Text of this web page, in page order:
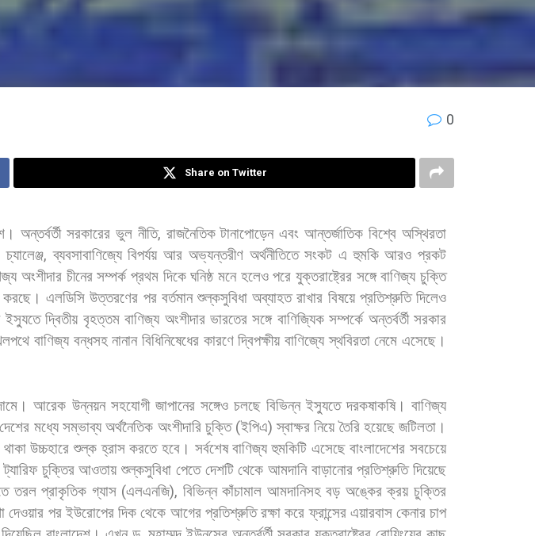
0
Share on Twitter
অন্তর্বর্তী সরকারের ভুল নীতি, রাজনৈতিক টানাপোড়েন এবং আন্তর্জাতিক বিশ্বে অস্থিরতা
চ্যালেঞ্জ,ব্যবসাবাণিজ্যে বিপর্যয় আর অভ্যন্তরীণ অর্থনীতিতে সংকট এ হুমকি আরও প্রকট
অংশীদার চীনের সম্পর্ক প্রথম দিকে ঘনিষ্ঠ মনে হলেও পরে যুক্তরাষ্ট্রের সঙ্গে বাণিজ্য চুক্তি
করছে। এলডিসি উত্তরণের পর বর্তমান শুল্কসুবিধা অব্যাহত রাখার বিষয়ে প্রতিশ্রুতি দিলেও
ইস্যুতে দ্বিতীয় বৃহত্তম বাণিজ্য অংশীদার ভারতের সঙ্গে বাণিজ্যিক সম্পর্কে অন্তর্বর্তী সরকার
বাণিজ্য বন্ধসহ নানান বিধিনিষেধের কারণে দ্বিপক্ষীয় বাণিজ্যে স্থবিরতা নেমে এসেছে।
আরেক উন্নয়ন সহযোগী জাপানের সঙ্গেও চলছে বিভিন্ন ইস্যুতে দরকষাকষি। বাণিজ্য
দেশের মধ্যে সম্ভাব্য অর্থনৈতিক অংশীদারি চুক্তি(ইপিএ)স্বাক্ষর নিয়ে তৈরি হয়েছে জটিলতা।
থাকা উচ্চহারে শুল্ক হ্রাস করতে হবে। সর্বশেষ বাণিজ্য হুমকিটি এসেছে বাংলাদেশের সবচেয়ে
ট্যারিফ চুক্তির আওতায় শুল্কসুবিধা পেতে দেশটি থেকে আমদানি বাড়ানোর প্রতিশ্রুতি দিয়েছে
তরল প্রাকৃতিক গ্যাস(এলএনজি), বিভিন্ন কাঁচামাল আমদানিসহ বড় অঙ্কের ক্রয় চুক্তির
দেওয়ার পর ইউরোপের দিক থেকে আগের প্রতিশ্রুতি রক্ষা করে ফ্রান্সের এয়ারবাস কেনার চাপ